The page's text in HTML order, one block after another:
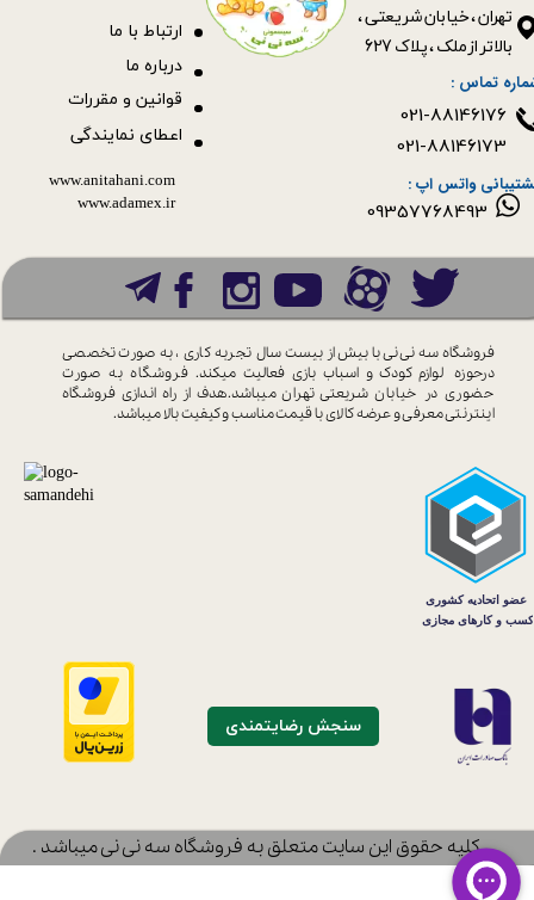
​​​​​​​تهران ، خیابان شریعتی ،
بالاتر از ملک ، پلاک 627​​​​​​​
قوانین و مقررات
ارتباط با ما
09357768493
درباره ما
اعطای نمایندگی
www.anitahani.com
www.ada​​​​​​​mex.ir
فروشگاه سه نی نی با بیش از بیست سال تجربه کاری ، به صورت تخصصی
درحوزه لوازم کودک و اسباب بازی فعالیت میکند. فروشگاه به صورت
حضوری در خیابان شریعتی تهران میباشد.هدف از راه اندازی فروشگاه
اینترنتی معرفی و عرضه کالای باقیمت مناسب و کیفیت بالا میباشد.
تماس :
واتس اپ :
سنجش رضایتمندی
​کلیه حقوق این سایت متعلق به فروشگاه سه نی نی میباشد .